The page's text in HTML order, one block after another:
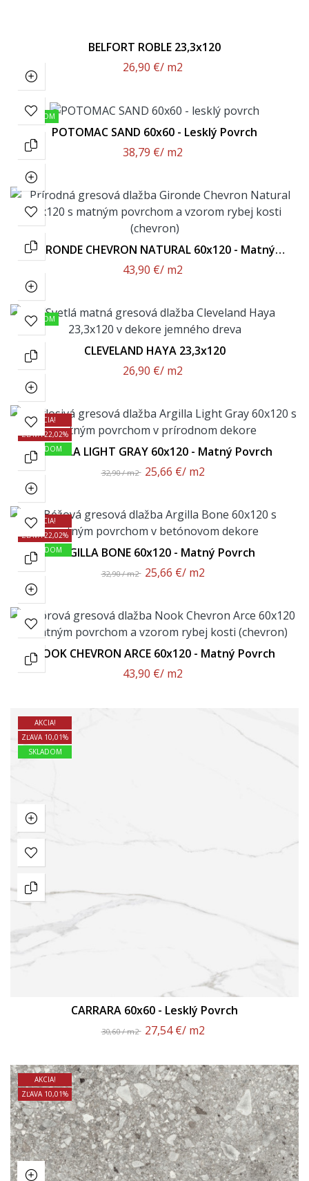
BELFORT ROBLE 23,3x120
26,90 €/ m2
SKLADOM
POTOMAC SAND 60x60 - Lesklý Povrch
38,79 €/ m2
GIRONDE CHEVRON NATURAL 60x120 - Matný
Povrch
43,90 €/ m2
SKLADOM
CLEVELAND HAYA 23,3x120
26,90 €/ m2
AKCIA!
ZĽAVA 22,02%
SKLADOM
ARGILLA LIGHT GRAY 60x120 - Matný Povrch
32,90 / m2 25,66 €/ m2
AKCIA!
ZĽAVA 22,02%
SKLADOMARGILLA BONE 60x120 - Matný Povrch
32,90 / m2 25,66 €/ m2
NOOK CHEVRON ARCE 60x120 - Matný Povrch
43,90 €/ m2
AKCIA!
ZĽAVA 10,01%
SKLADOM
CARRARA 60x60 - Lesklý Povrch
30,60 / m2 27,54 €/ m2
AKCIA!
ZĽAVA 10,01%